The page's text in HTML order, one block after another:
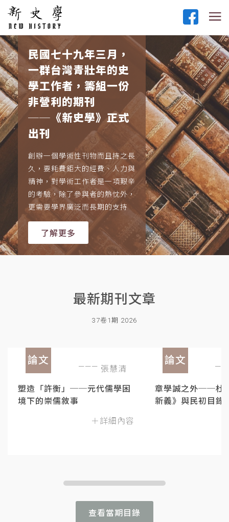
民國七十九年三月，
一群台灣青壯年的史
學工作者，籌組一份
非營利的期刊
──《新史學》正式
出刊
創辦一個學術性刊物而且持之長
久，要耗費鉅大的經費、人力與
精神，對學術工作者是一項艱辛
的考驗，除了參與者的熱忱外，
更需要學界廣泛而長期的支持
了解更多
最新期刊文章
37卷1期 2026
論文
張慧清
塑造「許衡」──元代儒學困
境下的崇儒敘事
＋詳細內容
論文
章學誠之外──杜
新義》與民初目錄
查看當期目錄